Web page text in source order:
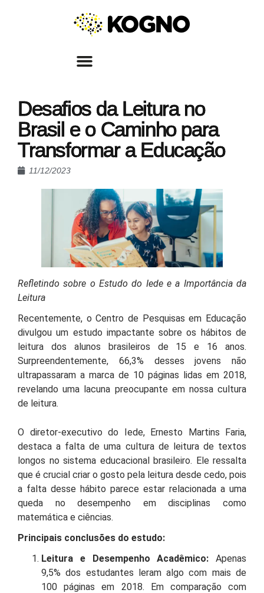
Desafios da Leitura no
Brasil e o Caminho para
Transformar a Educação
11/12/2023
Refletindo sobre o Estudo do Iede e a Importância da
Leitura
Recentemente, o Centro de Pesquisas em Educação
divulgou um estudo impactante sobre os hábitos de
leitura dos alunos brasileiros de 15 e 16 anos.
Surpreendentemente, 66,3% desses jovens não
ultrapassaram a marca de 10 páginas lidas em 2018,
revelando uma lacuna preocupante em nossa cultura
de leitura.
O diretor-executivo do Iede, Ernesto Martins Faria,
destaca a falta de uma cultura de leitura de textos
longos no sistema educacional brasileiro. Ele ressalta
que é crucial criar o gosto pela leitura desde cedo, pois
a falta desse hábito parece estar relacionada a uma
queda no desempenho em disciplinas como
matemática e ciências.
Principais conclusões do estudo:
Leitura e Desempenho Acadêmico: Apenas
9,5% dos estudantes leram algo com mais de
100 páginas em 2018. Em comparação com